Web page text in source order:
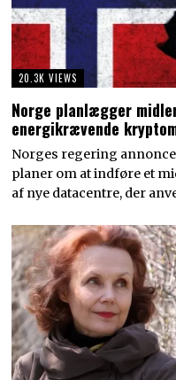
20.3K VIEWS
Norge planlægger
energikrævende
Norges regering
planer om at indføre et
af nye datacentre, der